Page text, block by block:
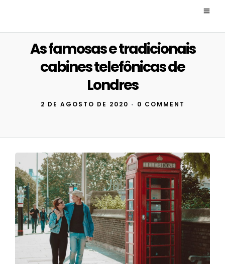
As famosas e tradicionais
cabines telefônicas de
Londres
2 DE AGOSTO DE 2020 • 0 COMMENT